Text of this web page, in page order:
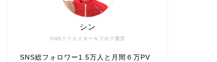
SNSクリエイター＆ブログ運営
シン
SNS総フォロワー1.5万人と月間６万PV